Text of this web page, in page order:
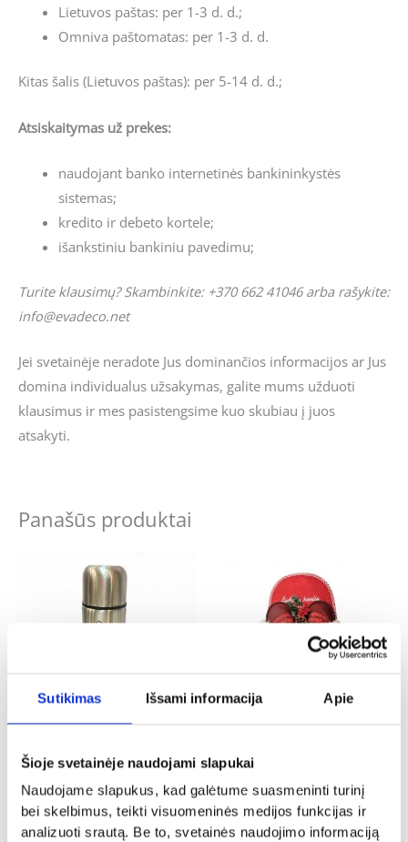
Sutikimas Išsami informacija Apie
Šioje svetainėje naudojami slapukai
Naudojame slapukus, kad galėtume suasmeninti turinį
bei skelbimus, teikti visuomeninės medijos funkcijas ir
analizuoti srautą. Be to, svetainės naudojimo informaciją
Lietuvos paštas: per 1-3 d. d.;
Omniva paštomatas: per 1-3 d. d.
Kitas šalis (Lietuvos paštas): per 5-14 d. d.;
Atsiskaitymas už prekes:
naudojant banko internetinės bankininkystės
sistemas;
kredito ir debeto kortele;
išankstiniu bankiniu pavedimu;
Turite klausimų? Skambinkite: +370 662 41046 arba rašykite:
info@evadeco.net
Jei svetainėje neradote Jus dominančios informacijos ar Jus
domina individualus užsakymas, galite mums užduoti
klausimus ir mes pasistengsime kuo skubiau į juos
atsakyti.
Panašūs produktai
Termosas „Šilčiausi linkėjimai”
16.00€
Į KREPŠELĮ
Dovanų rinkinys „Šlepetė”
32.00€
Į KREPŠELĮ